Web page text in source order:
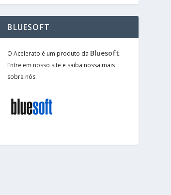
BLUESOFT
O Acelerato é um produto da Bluesoft.
Entre em nosso site e saiba nossa mais
sobre nós.